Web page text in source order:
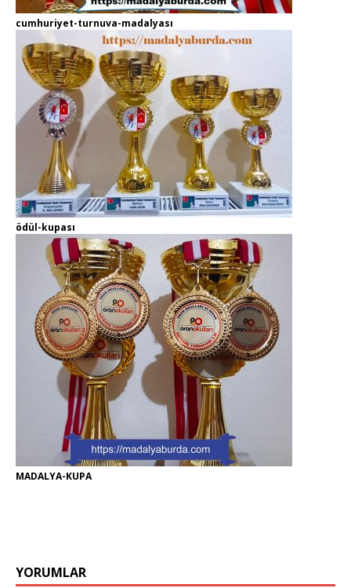
cumhuriyet-turnuva-madalyası
ödül-kupası
MADALYA-KUPA
YORUMLAR